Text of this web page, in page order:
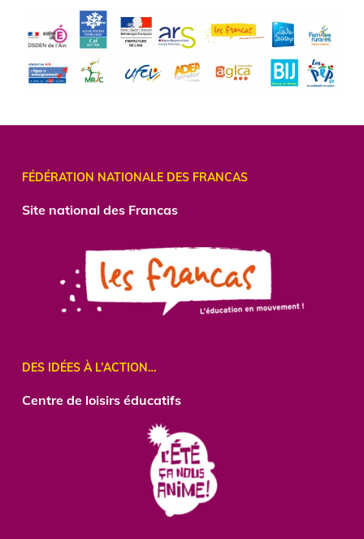
FÉDÉRATION NATIONALE DES FRANCAS
Site national des Francas
DES IDÉES À L’ACTION…
Centrede loisirs éducatifs